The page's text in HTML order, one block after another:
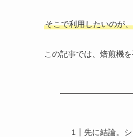
そこで利用したいのが
この記事では、焙煎機
先に結論。